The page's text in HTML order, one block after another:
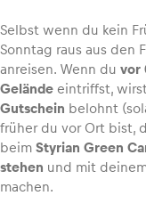
Selbst wenn du kein
Sonntag raus aus den
anreisen. Wenn du vor
Gelände eintriffst,
Gutschein belohnt
früher du vor Ort bist,
beim Styrian Green
stehen und mit
machen.